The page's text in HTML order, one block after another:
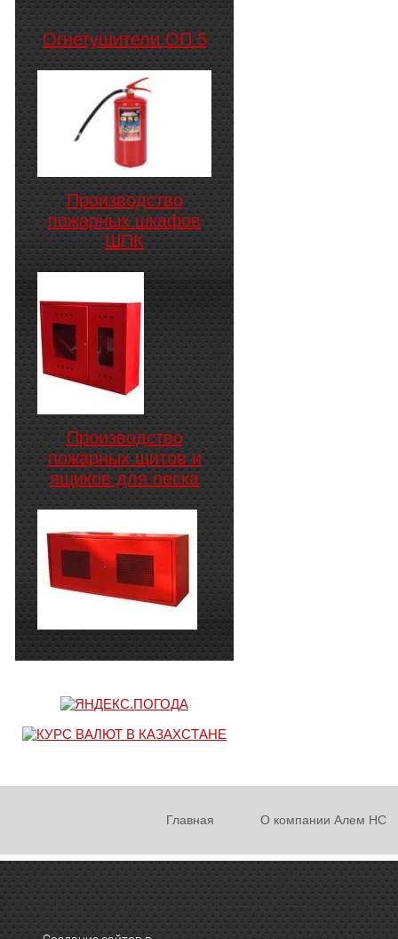
Огнетушители ОП 5
Производство
пожарных шкафов
ШПК
Производство
пожарных щитов и
ящиков для песка
Главная О компании Алем НС